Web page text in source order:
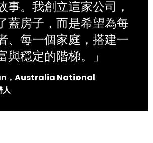
事。我創立這家公司，
蓋房子，而是希望為每
、每一個家庭，搭建一
與穩定的階梯。」
，Australia National